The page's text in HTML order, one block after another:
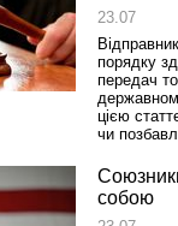
23.07
порядку
передач
цією
чи
собою